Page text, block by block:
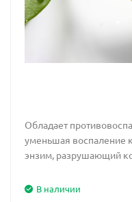
Обладает
уменьшая воспаление
энзим, разрушающий
В наличии